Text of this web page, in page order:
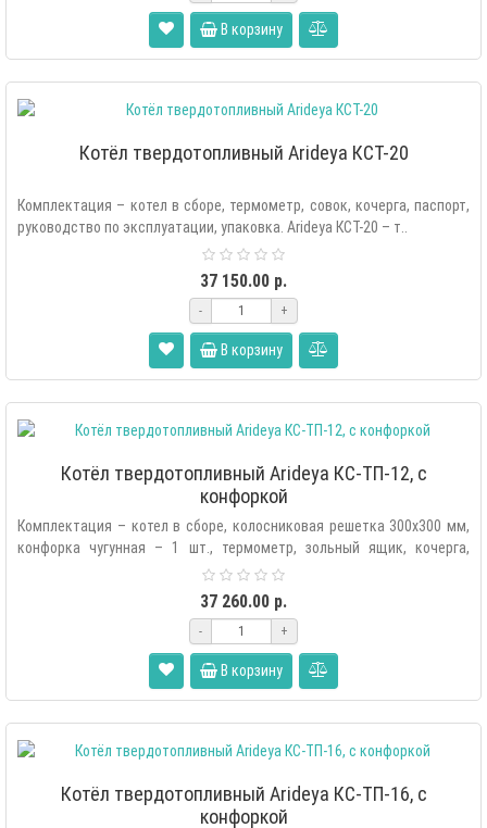
В корзину
Котёл твердотопливный Arideya КСТ-20
Комплектация – котел в сборе, термометр, совок, кочерга, паспорт,
руководство по эксплуатации, упаковка. Arideya КСТ-20 – т..
37 150.00 р.
- +
В корзину
Котёл твердотопливный Arideya КС-ТП-12, с
конфоркой
Комплектация – котел в сборе, колосниковая решетка 300х300 мм,
конфорка чугунная – 1 шт., термометр, зольный ящик, кочерга,
37 260.00 р.
- +
В корзину
Котёл твердотопливный Arideya КС-ТП-16, с
конфоркой